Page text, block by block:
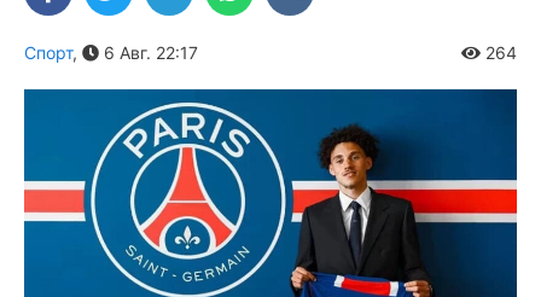
Спорт, 6 Авг. 22:17 264